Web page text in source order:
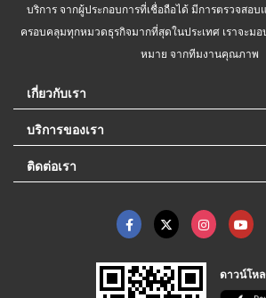
บริการ จากผู้ประกอบการที่เชื่อถือได้ มีการตรวจสอ
ครอบคลุมทุกหมวดธุรกิจมากที่สุดในประเทศ เราจะม
หมาย จากทีมงานคุณภาพ
เกี่ยวกับเรา
บริการของเรา
ติดต่อเรา
ดาวน์โห